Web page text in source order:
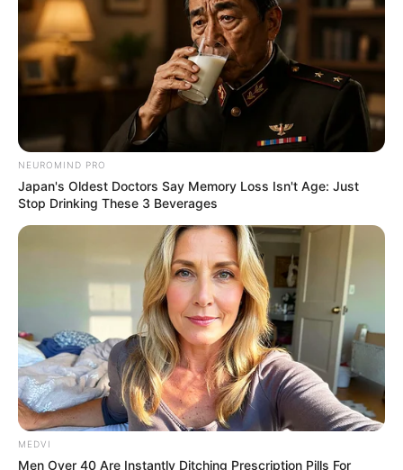
NEUROMIND PRO
Japan's Oldest Doctors Say Memory Loss Isn't Age: Just
Stop Drinking These 3 Beverages
MEDVI
Men Over 40 Are Instantly Ditching Prescription Pills For